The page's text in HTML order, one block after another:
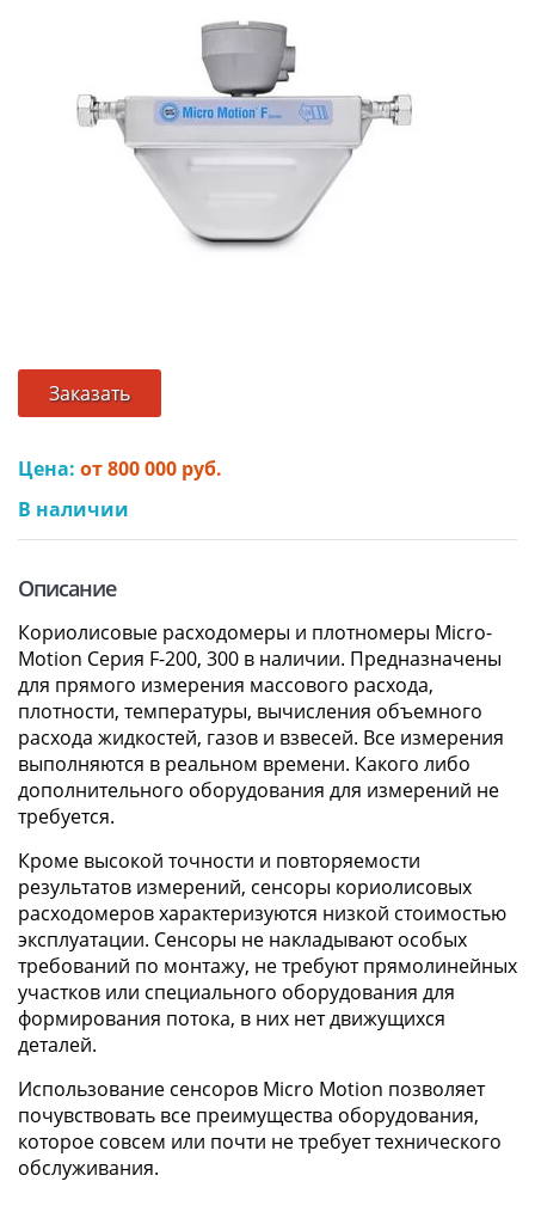
Заказать
Цена: от 800 000 руб.
В наличии
Описание
Кориолисовые расходомеры и плотномеры Micro-
Motion Серия F-200, 300 в наличии. Предназначены
для прямого измерения массового расхода,
плотности, температуры, вычисления объемного
расхода жидкостей, газов и взвесей. Все измерения
выполняются в реальном времени. Какого либо
дополнительного оборудования для измерений не
требуется.
Кроме высокой точности и повторяемости
результатов измерений, сенсоры кориолисовых
расходомеров характеризуются низкой стоимостью
эксплуатации. Сенсоры не накладывают особых
требований по монтажу, не требуют прямолинейных
участков или специального оборудования для
формирования потока, в них нет движущихся
деталей.
Использование сенсоров Micro Motion позволяет
почувствовать все преимущества оборудования,
которое совсем или почти не требует технического
обслуживания.